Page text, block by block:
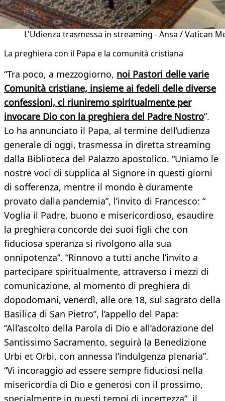
L'Udienza trasmessa in streaming - Ansa / Vatican
La preghiera con il Papa e la comunità cristiana
“Tra poco, a mezzogiorno, noi Pastori delle varie
Comunità cristiane, insieme ai fedeli delle diverse
confessioni, ci riuniremo spiritualmente per
invocare Dio con la preghiera del Padre Nostro”.
Lo ha annunciato il Papa, al termine dell’udienza
generale di oggi, trasmessa in diretta streaming
dalla Biblioteca del Palazzo apostolico. “Uniamo le
nostre voci di supplica al Signore in questi giorni
di sofferenza, mentre il mondo è duramente
provato dalla pandemia”, l’invito di Francesco: “
Voglia il Padre, buono e misericordioso, esaudire
la preghiera concorde dei suoi figli che con
fiduciosa speranza si rivolgono alla sua
onnipotenza”. “Rinnovo a tutti anche l’invito a
partecipare spiritualmente, attraverso i mezzi di
comunicazione, al momento di preghiera di
dopodomani, venerdì, alle ore 18, sul sagrato della
Basilica di San Pietro”, l’appello del Papa:
“All’ascolto della Parola di Dio e all’adorazione del
Santissimo Sacramento, seguirà la Benedizione
Urbi et Orbi, con annessa l’indulgenza plenaria”.
“Vi incoraggio ad essere sempre fiduciosi nella
misericordia di Dio e generosi con il prossimo,
specialmente in questi tempi di incertezza”, il